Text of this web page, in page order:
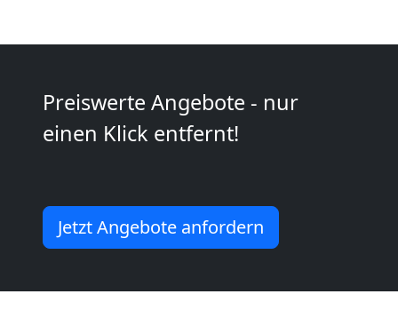
Preiswerte Angebote - nur
einen Klick entfernt!
Jetzt Angebote anfordern
Kleintransport
Wiener
Möbelmontage
Wiener